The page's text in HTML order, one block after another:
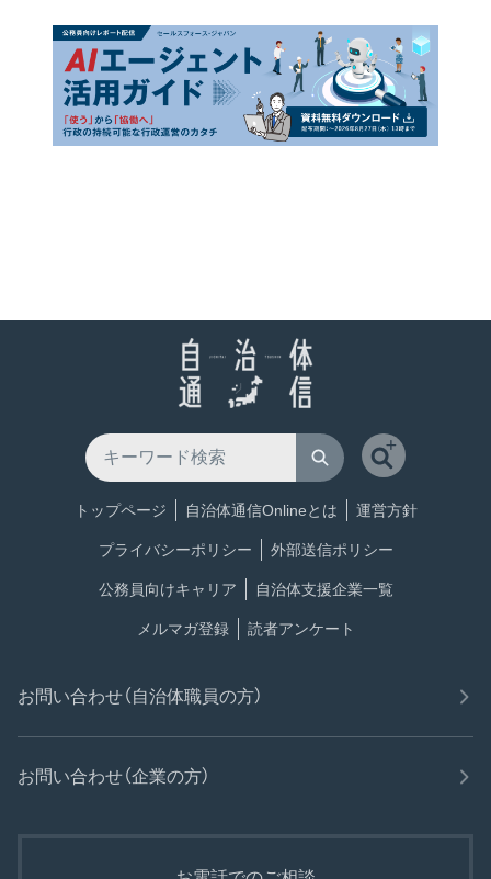
トップページ 自治体通信Onlineとは 運営方針
プライバシーポリシー 外部送信ポリシー
公務員向けキャリア 自治体支援企業一覧
メルマガ登録 読者アンケート
お問い合わせ（自治体職員の方）
お問い合わせ（企業の方）